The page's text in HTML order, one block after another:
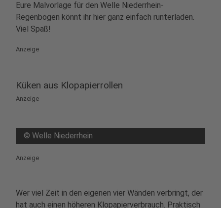
Eure Malvorlage für den Welle Niederrhein-
Regenbogen könnt ihr hier ganz einfach runterladen.
Viel Spaß!
Anzeige
Küken aus Klopapierrollen
Anzeige
© Welle Niederrhein
Anzeige
Wer viel Zeit in den eigenen vier Wänden verbringt, der
hat auch einen höheren Klopapierverbrauch. Praktisch